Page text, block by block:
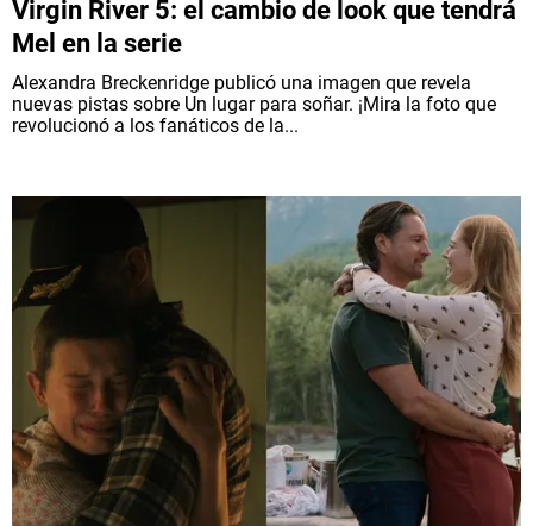
Virgin River 5: el cambio de look que tendrá
Mel en la serie
Alexandra Breckenridge publicó una imagen que revela
nuevas pistas sobre Un lugar para soñar. ¡Mira la foto que
revolucionó a los fanáticos de la...